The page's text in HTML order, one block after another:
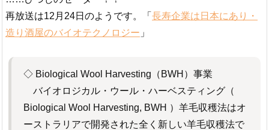
再放送は12月24日のようです。「 長寿企業は日本にあり・
造り酒屋のバイオテクノロジー 」
◇ Biological Wool Harvesting（BWH）事業
バイオロジカル・ウール・ハーベスティング（
Biological Wool Harvesting, BWH ）羊毛収穫法はオ
ーストラリアで開発された全く新しい羊毛収穫法で